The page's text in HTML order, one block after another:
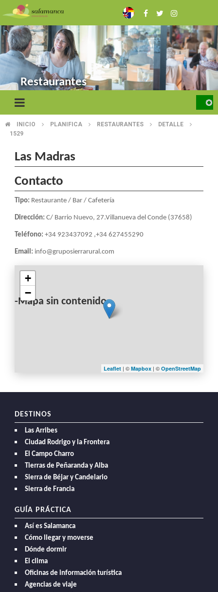
Pasar
al
contenido
principal
Restaurantes
SOBRESCRIBIR
DE
AYUDA
LA
NAVEGACIÓN
INICIO PLANIFICA RESTAURANTES
DETALLE
1529
Las Madras
Contacto
Tipo: Restaurante / Bar / Cafetería
Dirección: C/ Barrio Nuevo, 27.Villanueva del Conde (37658)
Teléfono: +34 923437092 ,+34 627455290
Email: info@gruposierrarural.com
-Mapa sin contenido-
+
−
Leaflet | © Mapbox | © OpenStreetMap
DESTINOS
Las Arribes
Ciudad Rodrigo y la Frontera
El Campo Charro
Tierras de Peñaranda y Alba
Sierra de Béjar y Candelario
Sierra de Francia
GUÍA PRÁCTICA
Así es Salamanca
Cómo llegar y moverse
Dónde dormir
El clima
Oficinas de información turística
Agencias de viaje